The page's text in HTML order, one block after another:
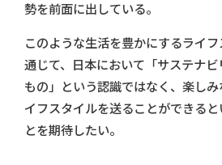
勢を前面に出している。
このような生活を豊かにするライ
通じて、日本において「サステナ
もの」という認識ではなく、楽し
イフスタイルを送ることができる
とを期待したい。